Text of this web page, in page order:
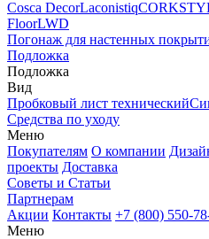
Cosca DecorLaconistiq
FloorLWD
Погонаж для настенных
Подложка
Подложка
Вид
Пробковый лист технический
Средства по уходу
Меню
Покупателям О компании
проекты Доставка
Советы и Статьи
Партнерам
Акции Контакты +7 (800) 550-
Меню